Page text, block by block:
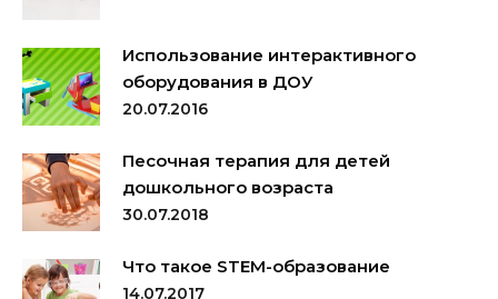
Использование интерактивного
оборудования в ДОУ
20.07.2016
Песочная терапия для детей
дошкольного возраста
30.07.2018
Что такое STEM-образование
14.07.2017